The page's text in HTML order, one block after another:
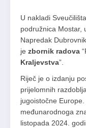
U nakladi
podružnica Mostar,
Napredak
je zbornik radova
Kraljevstva”.
Riječ je o izdanju
prijelomnih
jugoistočne
međunarodnoga
listopada 2024.